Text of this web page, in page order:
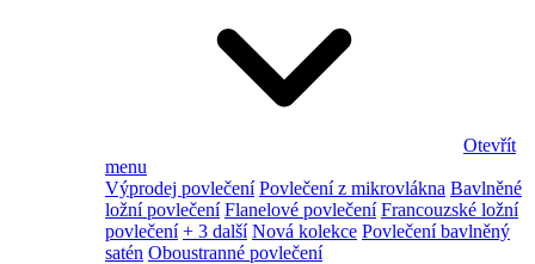
Otevřít
menu
Výprodej povlečení Povlečení z mikrovlákna Bavlněné
ložní povlečení Flanelové povlečení Francouzské ložní
povlečení + 3 další Nová kolekce Povlečení bavlněný
satén Oboustranné povlečení